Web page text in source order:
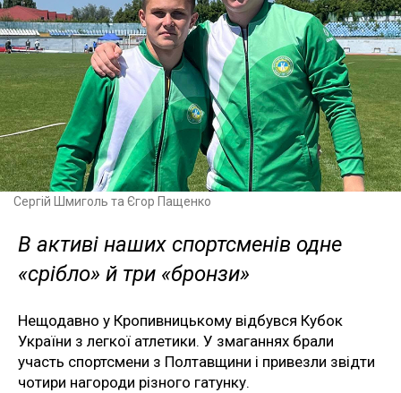
Сергій Шмиголь та Єгор Пащенко
В активі наших спортсменів одне
«срібло» й три «бронзи»
Нещодавно у Кропивницькому відбувся Кубок
України з легкої атлетики. У змаганнях брали
участь спортсмени з Полтавщини і привезли звідти
чотири нагороди різного гатунку.